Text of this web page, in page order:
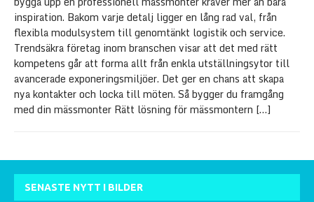
inspiration. Bakom varje detalj ligger en lång rad val, från
flexibla modulsystem till genomtänkt logistik och service.
Trendsäkra företag inom branschen visar att det med rätt
kompetens går att forma allt från enkla utställningsytor till
avancerade exponeringsmiljöer. Det ger en chans att skapa
nya kontakter och locka till möten. Så bygger du framgång
med din mässmonter Rätt lösning för mässmontern […]
SENASTE NYTT I BILDER